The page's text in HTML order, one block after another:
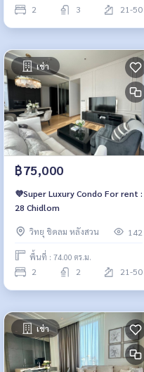
2 3 21-50
เช่า
฿75,000
💜Super Luxury Condo For rent :
28 Chidlom
วิทยุ ชิดลม หลังสวน 142
พื้นที่ : 74.00 ตร.ม.
2 2 21-50
เช่า